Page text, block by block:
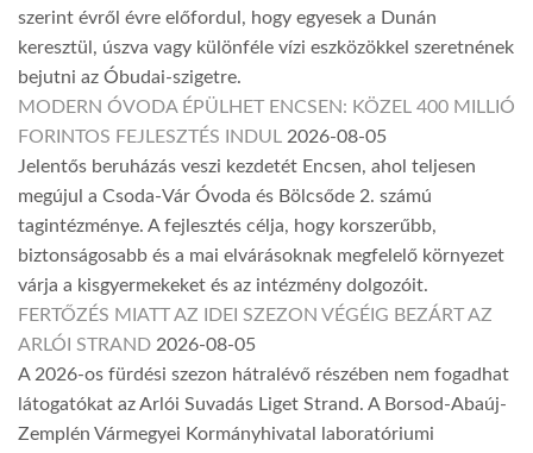
szerint évről évre előfordul, hogy egyesek a Dunán
keresztül, úszva vagy különféle vízi eszközökkel szeretnének
bejutni az Óbudai-szigetre.
MODERN ÓVODA ÉPÜLHET ENCSEN: KÖZEL 400 MILLIÓ
FORINTOS FEJLESZTÉS INDUL 2026-08-05
Jelentős beruházás veszi kezdetét Encsen, ahol teljesen
megújul a Csoda-Vár Óvoda és Bölcsőde 2. számú
tagintézménye. A fejlesztés célja, hogy korszerűbb,
biztonságosabb és a mai elvárásoknak megfelelő környezet
várja a kisgyermekeket és az intézmény dolgozóit.
FERTŐZÉS MIATT AZ IDEI SZEZON VÉGÉIG BEZÁRT AZ
ARLÓI STRAND 2026-08-05
A 2026-os fürdési szezon hátralévő részében nem fogadhat
látogatókat az Arlói Suvadás Liget Strand. A Borsod-Abaúj-
Zemplén Vármegyei Kormányhivatal laboratóriumi